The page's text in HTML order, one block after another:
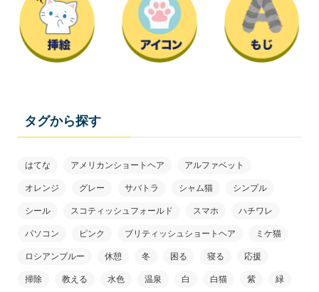
タグから探す
はてな アメリカンショートヘア アルファベット
オレンジ グレー サバトラ シャム猫 シンプル
シール スコティッシュフォールド スマホ ハチワレ
パソコン ピンク ブリティッシュショートヘア ミケ猫
ロシアンブルー 休憩 冬 困る 寝る 応援
掃除 教える 水色 温泉 白 白猫 紫 緑